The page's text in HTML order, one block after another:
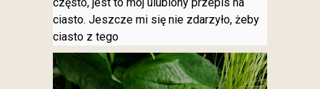
ciasto. Jeszcze mi się nie zdarzyło, żeby
ciasto z tego